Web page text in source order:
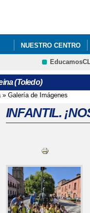
NUESTRO CENTRO
5ºY6º PODCAST_
(Toledo)
» Galería de Imágenes
INFANTIL.